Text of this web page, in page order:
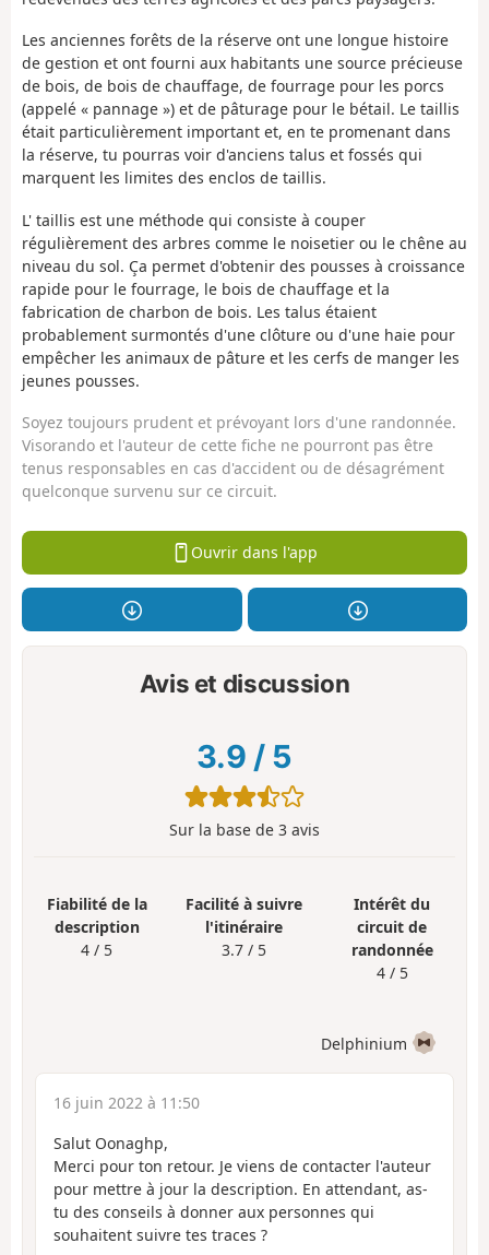
Les anciennes forêts de la réserve ont une longue histoire
de gestion et ont fourni aux habitants une source précieuse
de bois, de bois de chauffage, de fourrage pour les porcs
(appelé « pannage ») et de pâturage pour le bétail. Le taillis
était particulièrement important et, en te promenant dans
la réserve, tu pourras voir d'anciens talus et fossés qui
marquent les limites des enclos de taillis.
L' taillis est une méthode qui consiste à couper
régulièrement des arbres comme le noisetier ou le chêne au
niveau du sol. Ça permet d'obtenir des pousses à croissance
rapide pour le fourrage, le bois de chauffage et la
fabrication de charbon de bois. Les talus étaient
probablement surmontés d'une clôture ou d'une haie pour
empêcher les animaux de pâture et les cerfs de manger les
jeunes pousses.
Soyez toujours prudent et prévoyant lors d'une randonnée.
Visorando et l'auteur de cette fiche ne pourront pas être
tenus responsables en cas d'accident ou de désagrément
quelconque survenu sur ce circuit.
Ouvrir dans l'app
Avis et discussion
3.9 / 5
Sur la base de 3 avis
Fiabilité de la
description
4 / 5
Facilité à suivre
l'itinéraire
3.7 / 5
Intérêt du
circuit de
randonnée
4 / 5
Delphinium
16 juin 2022 à 11:50
Salut Oonaghp,
Merci pour ton retour. Je viens de contacter l'auteur
pour mettre à jour la description. En attendant, as-
tu des conseils à donner aux personnes qui
souhaitent suivre tes traces ?